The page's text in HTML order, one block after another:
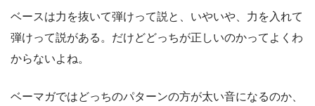
ベースは力を抜いて弾けって説と、いやいや、力を入れて
弾けって説がある。だけどどっちが正しいのかってよくわ
からないよね。
ベーマガではどっちのパターンの方が太い音になるのか、